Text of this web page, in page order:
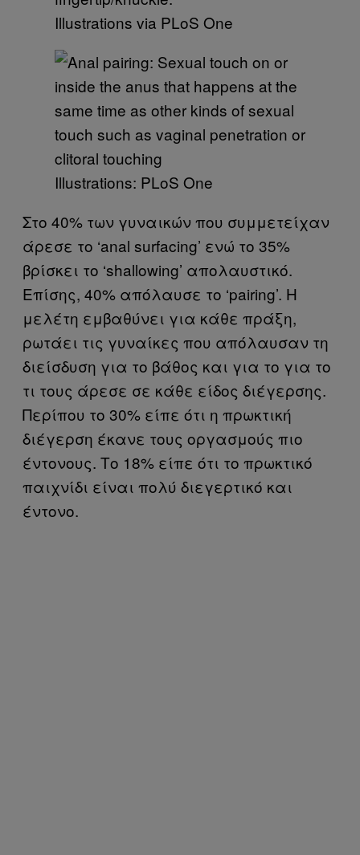
Illustrations via PLoS One
Illustrations: PLoS One
Στο 40% των γυναικών που συμμετείχαν
άρεσε το ‘anal surfacing’ ενώ το 35%
βρίσκει το ‘shallowing’ απολαυστικό.
Επίσης, 40% απόλαυσε το ‘pairing’. Η
μελέτη εμβαθύνει για κάθε πράξη,
ρωτάει τις γυναίκες που απόλαυσαν τη
διείσδυση για το βάθος και για το για το
τι τους άρεσε σε κάθε είδος διέγερσης.
Περίπου το 30% είπε ότι η πρωκτική
διέγερση έκανε τους οργασμούς πιο
έντονους. Το 18% είπε ότι το πρωκτικό
παιχνίδι είναι πολύ διεγερτικό και
έντονο.